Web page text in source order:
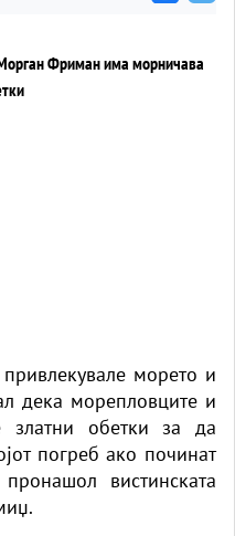
морето и
дека морепловците и
златни обетки за да
погреб ако починат
вистинската